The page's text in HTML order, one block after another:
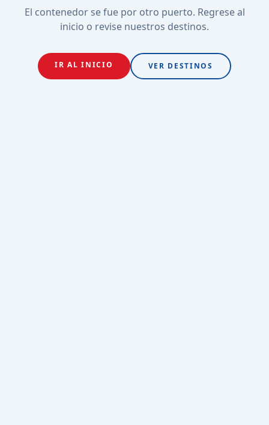
El contenedor se fue por otro puerto. Regrese al
inicio o revise nuestros destinos.
IR AL INICIO VER DESTINOS